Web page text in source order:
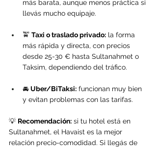
más barata, aunque menos práctica si
llevás mucho equipaje.
🚖 Taxi o traslado privado: la forma
más rápida y directa, con precios
desde 25-30 € hasta Sultanahmet o
Taksim, dependiendo del tráfico.
🚘 Uber/BiTaksi: funcionan muy bien
y evitan problemas con las tarifas.
💡 Recomendación: si tu hotel está en
Sultanahmet, el Havaist es la mejor
relación precio-comodidad. Si llegás de